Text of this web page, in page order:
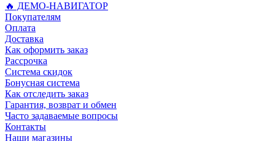
🔥 ДЕМО-НАВИГАТОР
Покупателям
Оплата
Доставка
Как оформить заказ
Рассрочка
Система скидок
Бонусная система
Как отследить заказ
Гарантия, возврат и обмен
Часто задаваемые вопросы
Контакты
Наши магазины